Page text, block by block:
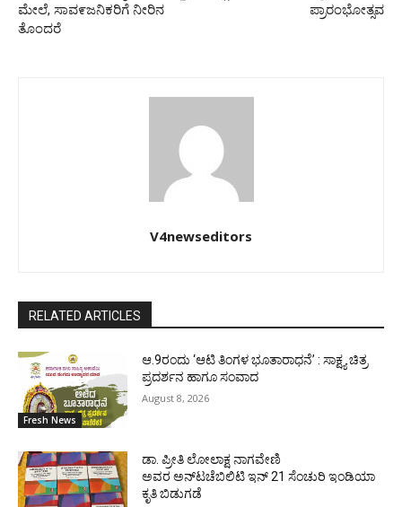
ಮೇಲೆ, ಸಾವ೯ಜನಿಕರಿಗೆ ನೀರಿನ
ತೊಂದರೆ
ಪ್ರಾರಂಭೋತ್ಸವ
V4newseditors
RELATED ARTICLES
Fresh News
ಆ.9ರಂದು ‘ಆಟಿ ತಿಂಗಳ ಭೂತಾರಾಧನೆ’ : ಸಾಕ್ಷ್ಯ ಚಿತ್ರ
ಪ್ರದರ್ಶನ ಹಾಗೂ ಸಂವಾದ
August 8, 2026
ಡಾ. ಪ್ರೀತಿ ಲೋಲಾಕ್ಷ ನಾಗವೇಣಿ
ಅವರ ಅನ್‌ಟಚೆಬಿಲಿಟಿ ಇನ್ 21 ಸೆಂಚುರಿ ಇಂಡಿಯಾ
ಕೃತಿ ಬಿಡುಗಡೆ